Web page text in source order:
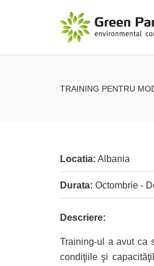
TRAINING PENTRU
Locatia: Albania
Durata: Octombrie -
Descriere:
Training-ul a avut ca
condiţiile şi